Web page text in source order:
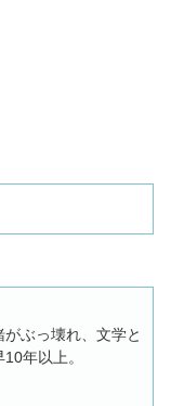
ぶっ壊れ、文学と
年以上。